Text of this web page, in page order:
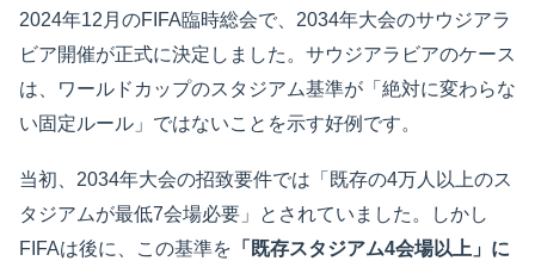
2024年12月のFIFA臨時総会で、2034年大会のサウジアラ
ビア開催が正式に決定しました。サウジアラビアのケース
は、ワールドカップのスタジアム基準が「絶対に変わらな
い固定ルール」ではないことを示す好例です。
当初、2034年大会の招致要件では「既存の4万人以上のス
タジアムが最低7会場必要」とされていました。しかし
FIFAは後に、この基準を 「既存スタジアム4会場以上」に